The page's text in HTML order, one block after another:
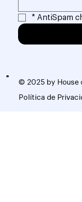
© 2025 by House
Política de
* AntiSpam